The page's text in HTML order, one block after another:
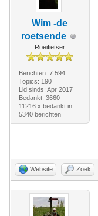
Wim -de
roetsende
Roeifietser
Berichten: 7.594
Topics: 190
Lid sinds: Apr 2017
Bedankt: 3660
11216 x bedankt in
5340 berichten
Website Zoek